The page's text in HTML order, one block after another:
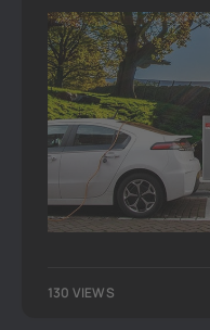
130 VIEWS